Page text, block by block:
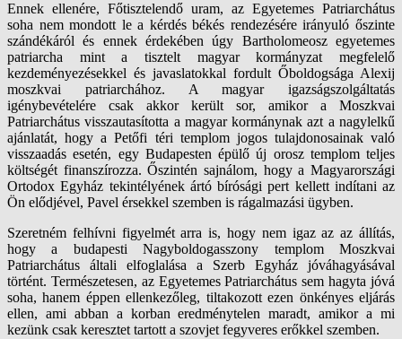
Ennek ellenére, Főtisztelendő uram, az Egyetemes Patriarchátus
soha nem mondott le a kérdés békés rendezésére irányuló őszinte
szándékáról és ennek érdekében úgy Bartholomeosz egyetemes
patriarcha mint a tisztelt magyar kormányzat megfelelő
kezdeményezésekkel és javaslatokkal fordult Őboldogsága Alexij
moszkvai patriarchához. A magyar igazságszolgáltatás
igénybevételére csak akkor került sor, amikor a Moszkvai
Patriarchátus visszautasította a magyar kormánynak azt a nagylelkű
ajánlatát, hogy a Petőfi téri templom jogos tulajdonosainak való
visszaadás esetén, egy Budapesten épülő új orosz templom teljes
költségét finanszírozza. Őszintén sajnálom, hogy a Magyarországi
Ortodox Egyház tekintélyének ártó bírósági pert kellett indítani az
Ön elődjével, Pavel érsekkel szemben is rágalmazási ügyben.
Szeretném felhívni figyelmét arra is, hogy nem igaz az az állítás,
hogy a budapesti Nagyboldogasszony templom Moszkvai
Patriarchátus általi elfoglalása a Szerb Egyház jóváhagyásával
történt. Természetesen, az Egyetemes Patriarchátus sem hagyta jóvá
soha, hanem éppen ellenkezőleg, tiltakozott ezen önkényes eljárás
ellen, ami abban a korban eredménytelen maradt, amikor a mi
kezünk csak keresztet tartott a szovjet fegyveres erőkkel szemben.